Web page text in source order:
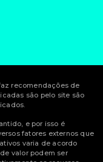
recomendações de
são pelo site são
e por isso é
fatores externos que
varia de acordo
valor podem ser